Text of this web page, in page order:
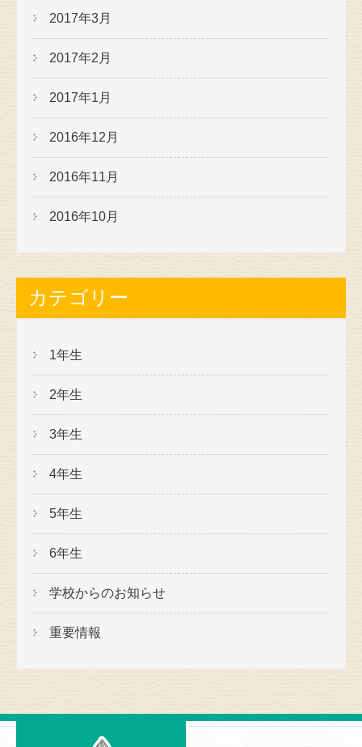
2017年3月
2017年2月
2017年1月
2016年12月
2016年11月
2016年10月
カテゴリー
1年生
2年生
3年生
4年生
5年生
6年生
学校からのお知らせ
重要情報